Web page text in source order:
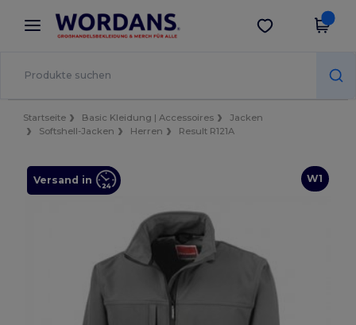
× Wordans App
Bessere Preise in der App!
App holen
Startseite Basic Kleidung | Accessoires
Jacken
Softshell-Jacken
Herren Result R121A
W1
Versand in